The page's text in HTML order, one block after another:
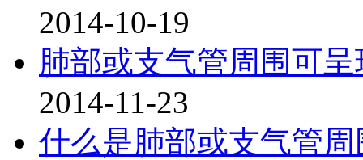
2014-10-19
肺部或支气管周围可
2014-11-23
什么是肺部或支气管